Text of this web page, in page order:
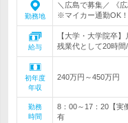
勤務地
＼広島で募集／ 《
※マイカー通勤OK
給与
【大学・大学院卒
残業代として20時
初年度
年収
240万円～450万円
勤務
時間
8：00～17：20【実
有